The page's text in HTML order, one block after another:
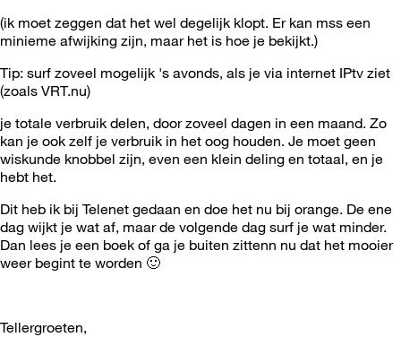
(ik moet zeggen dat het wel degelijk klopt. Er kan mss een
minieme afwijking zijn, maar het is hoe je bekijkt.)
Tip: surf zoveel mogelijk 's avonds, als je via internet IPtv ziet
(zoals VRT.nu)
je totale verbruik delen, door zoveel dagen in een maand. Zo
kan je ook zelf je verbruik in het oog houden. Je moet geen
wiskunde knobbel zijn, even een klein deling en totaal, en je
hebt het.
Dit heb ik bij Telenet gedaan en doe het nu bij orange. De ene
dag wijkt je wat af, maar de volgende dag surf je wat minder.
Dan lees je een boek of ga je buiten zittenn nu dat het mooier
weer begint te worden 🙂
Tellergroeten,